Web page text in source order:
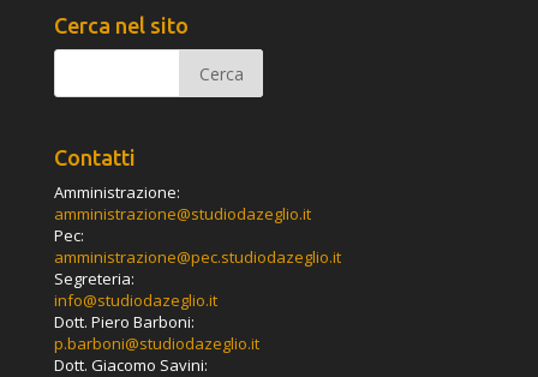
Cerca nel sito
Contatti
Amministrazione:
amministrazione@studiodazeglio.it
Pec:
amministrazione@pec.studiodazeglio.it
Segreteria:
info@studiodazeglio.it
Dott. Piero Barboni:
p.barboni@studiodazeglio.it
Dott. Giacomo Savini: